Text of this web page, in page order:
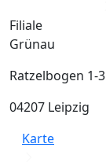
Filiale
Grünau
Ratzelbogen 1-3
04207 Leipzig
Karte